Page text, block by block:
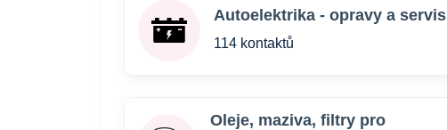
Autoelektrika - opravy a servis
114 kontaktů
Oleje, maziva, filtry pro